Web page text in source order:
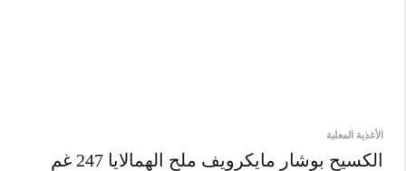
الأغذية المعلبة
الكسيح بوشار مايكرويف ملح الهمالايا 247 غم